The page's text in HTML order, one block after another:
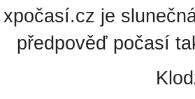
je
předpověď počasí